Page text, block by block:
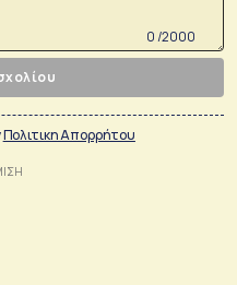
0 /2000
Πολιτικη Απορρήτου